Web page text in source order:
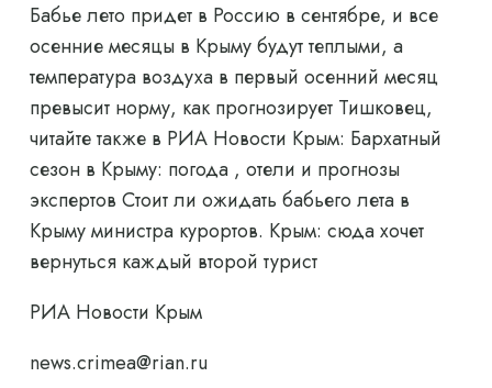
Бабье лето придет в Россию в сентябре, и все
осенние месяцы в Крыму будут теплыми, а
температура воздуха в первый осенний месяц
превысит норму, как прогнозирует Тишковец,
читайте также в РИА Новости Крым: Бархатный
сезон в Крыму: погода , отели и прогнозы
экспертов Стоит ли ожидать бабьего лета в
Крыму министра курортов. Крым: сюда хочет
вернуться каждый второй турист
РИА Новости Крым
news.crimea@rian.ru